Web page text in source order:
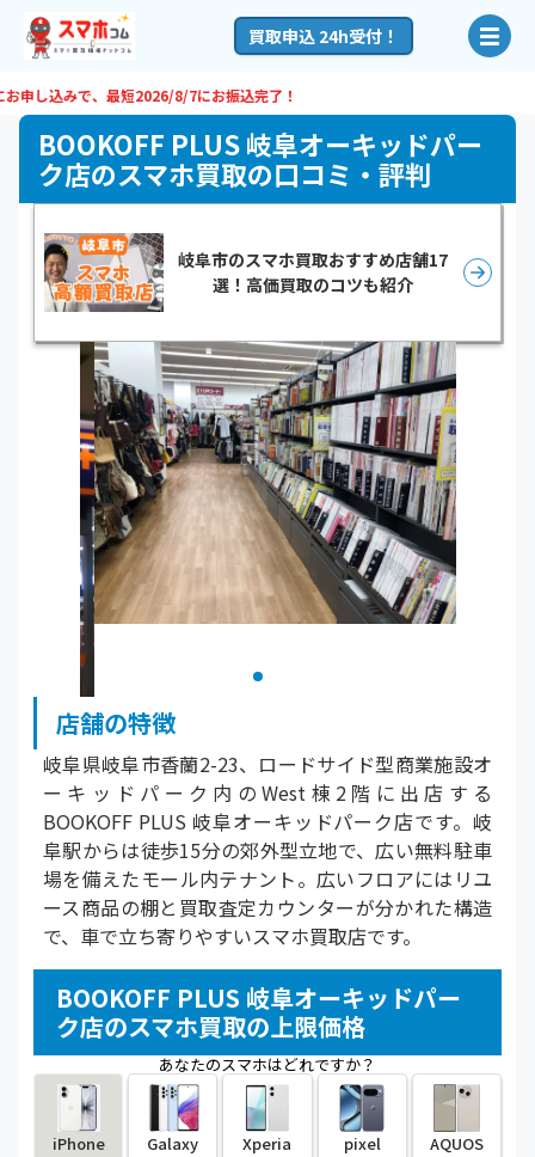
買取申込 24h受付！
みで、最短2026/8/7にお振込完了！
BOOKOFF PLUS 岐阜オーキッドパー
ク店のスマホ買取の口コミ・評判
店舗の特徴
岐阜県岐阜市香蘭2-23、ロードサイド型商業施設オ
ーキッドパーク内のWest棟2階に出店する
BOOKOFF PLUS 岐阜オーキッドパーク店です。岐
阜駅からは徒歩15分の郊外型立地で、広い無料駐車
場を備えたモール内テナント。広いフロアにはリユ
ース商品の棚と買取査定カウンターが分かれた構造
で、車で立ち寄りやすいスマホ買取店です。
岐阜市のスマホ買取おすすめ店舗17
選！高価買取のコツも紹介
BOOKOFF PLUS 岐阜オーキッドパー
ク店のスマホ買取の上限価格
あなたのスマホはどれですか？
iPhone Galaxy Xperia pixel AQUOS